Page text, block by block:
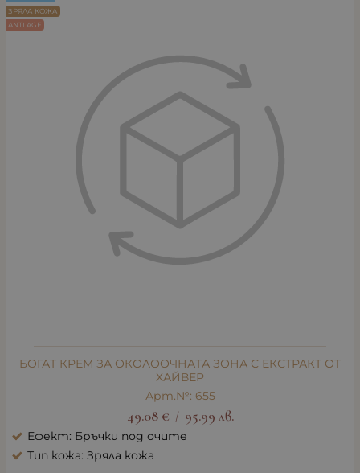
БОГАТ КРЕМ ЗА ОКОЛООЧНАТА ЗОНА С ЕКСТРАКТ ОТ
ХАЙВЕР
Арт.№: 655
49.08 € / 95.99 лв.
Ефект: Бръчки под очите
Тип кожа: Зряла кожа
ЗРЯЛА КОЖА
ANTI AGE